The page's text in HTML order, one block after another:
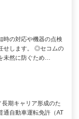
時の対応や機器の点検
せします。 ◎セコムの
未然に防ぐため…
期キャリア形成のた
自動車運転免許（AT